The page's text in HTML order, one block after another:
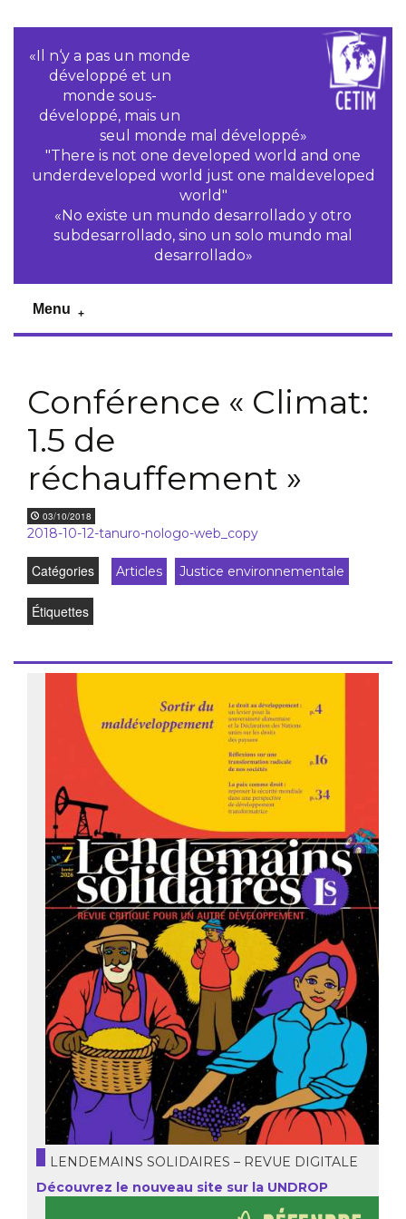
«Il n‘y a pas un monde
développé et un
monde sous-
développé, mais un
seul monde mal développé»
"There is not one developed world and one
underdeveloped world just one maldeveloped
world"
«No existe un mundo desarrollado y otro
subdesarrollado, sino un solo mundo mal
desarrollado»
Menu
Conférence « Climat:
1.5 de
réchauffement »
03/10/2018
2018-10-12-tanuro-nologo-web_copy
Catégories Articles Justice environnementale
Étiquettes
LENDEMAINS SOLIDAIRES – REVUE DIGITALE
Découvrez le nouveau site sur la UNDROP